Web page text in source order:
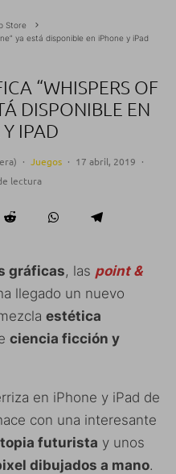
Store
ya está disponible en iPhone y iPad
“WHISPERS OF
DISPONIBLE EN
IPAD
· Juegos · 17 abril, 2019 ·
lectura
gráficas, las point &
llegado un nuevo
estética
ciencia ficción y
en iPhone y iPad de
con una interesante
futurista y unos
dibujados a mano.